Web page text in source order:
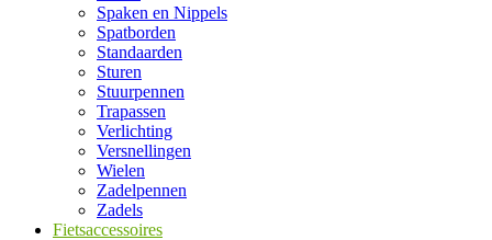
Spaken en Nippels
Spatborden
Standaarden
Sturen
Stuurpennen
Trapassen
Verlichting
Versnellingen
Wielen
Zadelpennen
Zadels
Fietsaccessoires